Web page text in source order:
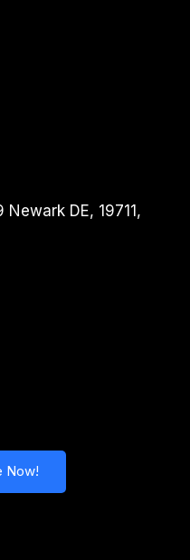
Newark DE, 19711,
Now!